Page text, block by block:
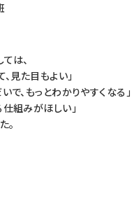
は、
見た目もよい」
で、もっとわかりやすくなる」
組みがほしい」
。